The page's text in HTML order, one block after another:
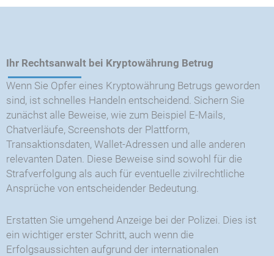
Ihr Rechtsanwalt bei Kryptowährung Betrug
Wenn Sie Opfer eines Kryptowährung Betrugs geworden
sind, ist schnelles Handeln entscheidend. Sichern Sie
zunächst alle Beweise, wie zum Beispiel E-Mails,
Chatverläufe, Screenshots der Plattform,
Transaktionsdaten, Wallet-Adressen und alle anderen
relevanten Daten. Diese Beweise sind sowohl für die
Strafverfolgung als auch für eventuelle zivilrechtliche
Ansprüche von entscheidender Bedeutung.
Erstatten Sie umgehend Anzeige bei der Polizei. Dies ist
ein wichtiger erster Schritt, auch wenn die
Erfolgsaussichten aufgrund der internationalen